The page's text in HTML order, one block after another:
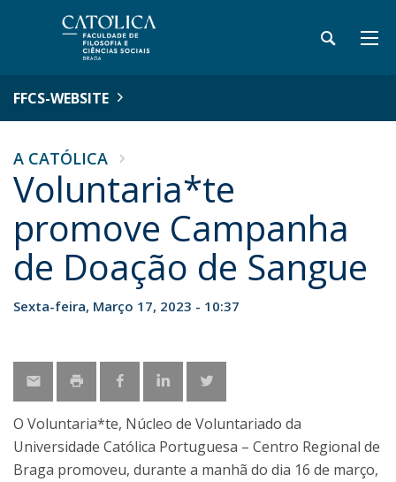
FFCS-WEBSITE
A CATÓLICA
Voluntaria*te
promove Campanha
de Doação de Sangue
Sexta-feira, Março 17, 2023 - 10:37
O Voluntaria*te, Núcleo de Voluntariado da
Universidade Católica Portuguesa – Centro Regional de
Braga promoveu, durante a manhã do dia 16 de março,